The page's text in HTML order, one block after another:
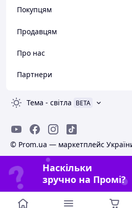
Покупцям
Продавцям
Про нас
Партнери
Тема - світла BETA
© Prom.ua — маркетплейс
Наскільки
зручно на Промі?